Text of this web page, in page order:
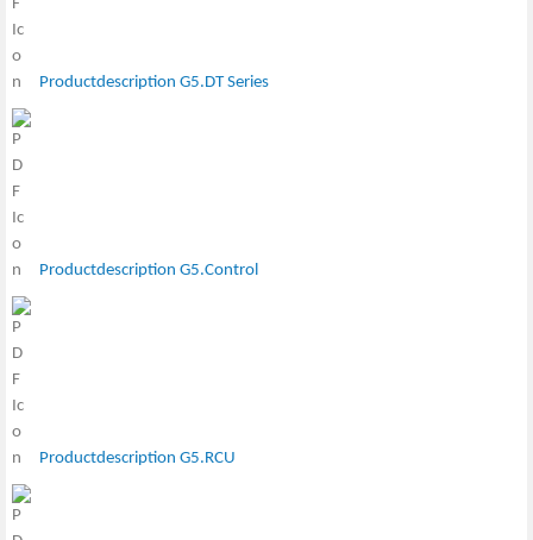
Productdescription G5.DT Series
Productdescription G5.Control
Productdescription G5.RCU